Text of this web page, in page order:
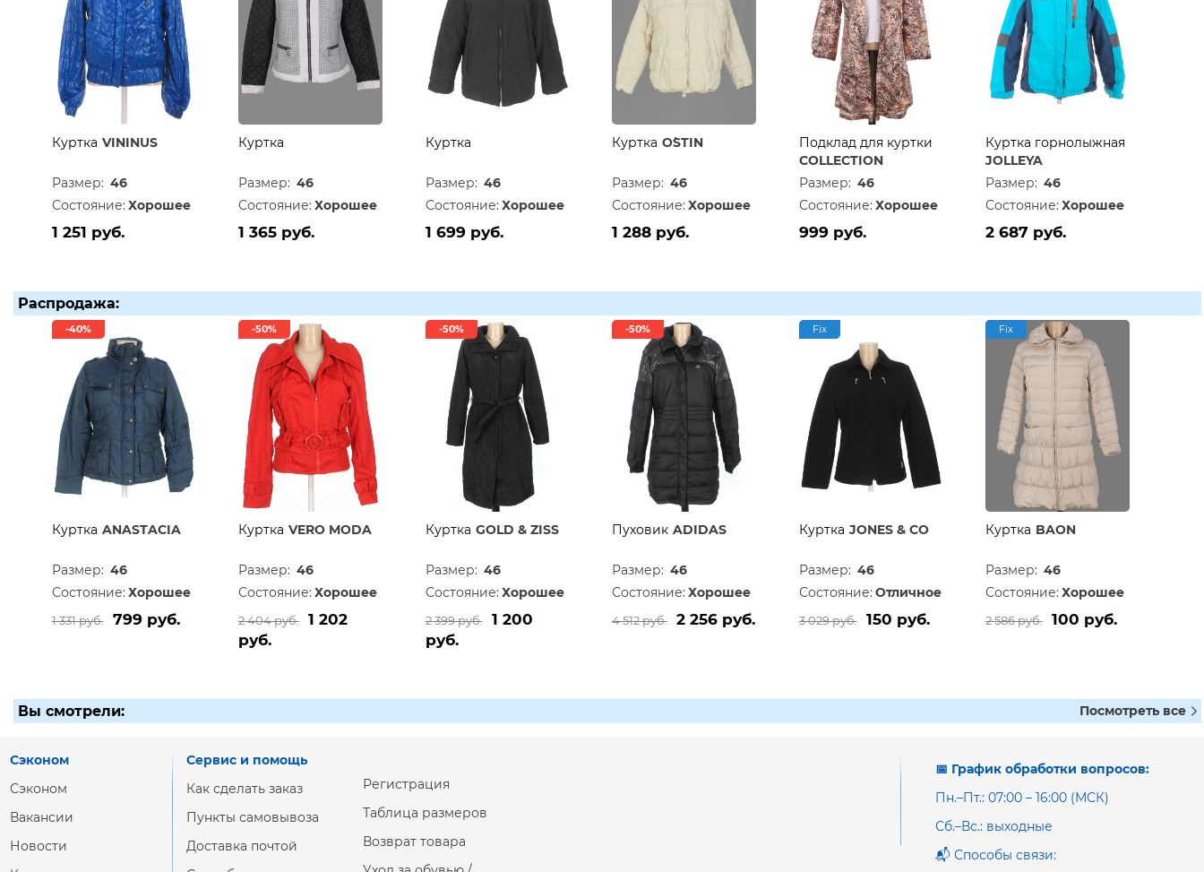
Куртка VININUS
Размер: 46
Состояние: Хорошее
1 251 руб.
Куртка
Размер: 46
Состояние: Хорошее
1 365 руб.
Куртка
Размер: 46
Состояние: Хорошее
1 699 руб.
Куртка O`STIN
Размер: 46
Состояние: Хорошее
1 288 руб.
Подклад для куртки
COLLECTION
Размер: 46
Состояние: Хорошее
999 руб.
Куртка горнолыжная
JOLLEYA
Размер: 46
Состояние: Хорошее
2 687 руб.
Распродажа:
-40%
Куртка ANASTACIA
Размер: 46
Состояние: Хорошее
1 331 руб. 799 руб.
-50%
Куртка VERO MODA
Размер: 46
Состояние: Хорошее
2 404 руб.
1 202
руб.
-50%
Куртка GOLD & ZISS
Размер: 46
Состояние: Хорошее
2 399 руб.
1 200
руб.
-50%
Пуховик ADIDAS
Размер: 46
Состояние: Хорошее
4 512 руб. 2 256 руб.
Fix
Куртка JONES & CO
Размер: 46
Состояние: Отличное
3 029 руб. 150 руб.
Fix
Куртка BAON
Размер: 46
Состояние: Хорошее
2 586 руб. 100 руб.
Вы смотрели: Посмотреть все
📅 График обработки вопросов:
Пн.–Пт.: 07:00 – 16:00 (МСК)
Сб.–Вс.: выходные
📬 Способы связи:
Сэконом
Сэконом
Вакансии
Новости
Сервис и помощь
Как сделать заказ
Пункты самовывоза
Доставка почтой
Регистрация
Таблица размеров
Возврат товара